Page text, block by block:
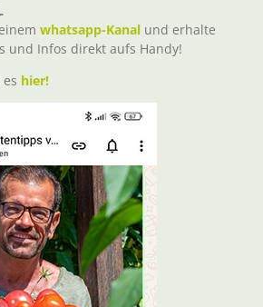
whatsapp-Kanal und erhalte
und Infos direkt aufs Handy!
hier!